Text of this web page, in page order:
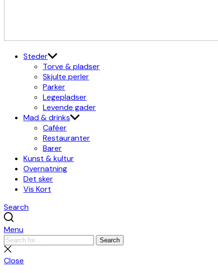
Steder
Torve & pladser
Skjulte perler
Parker
Legepladser
Levende gader
Mad & drinks
Caféer
Restauranter
Barer
Kunst & kultur
Overnatning
Det sker
Vis Kort
Search
Menu
Search
for:
Search
Close
search
Close